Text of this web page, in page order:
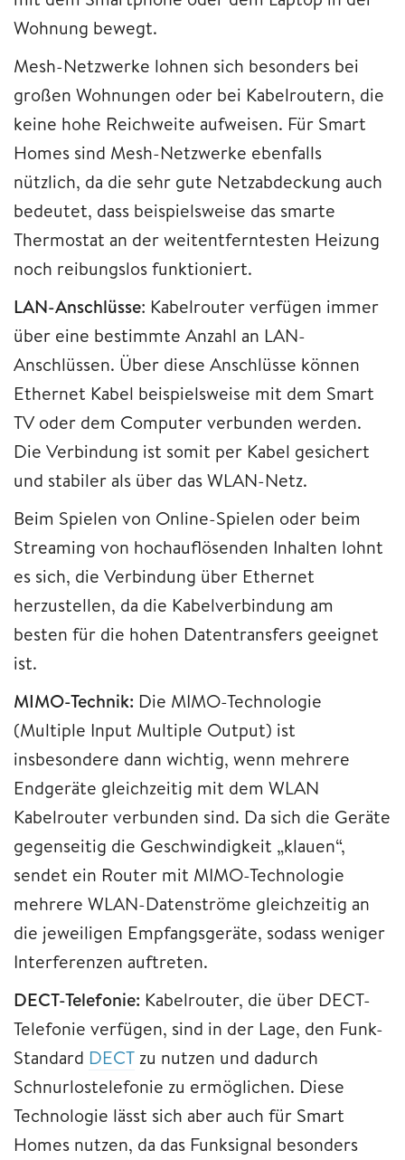
Wohnung bewegt.
Mesh-Netzwerke lohnen sich besonders bei
großen Wohnungen oder bei Kabelroutern, die
keine hohe Reichweite aufweisen. Für Smart
Homes sind Mesh-Netzwerke ebenfalls
nützlich, da die sehr gute Netzabdeckung auch
bedeutet, dass beispielsweise das smarte
Thermostat an der weitentferntesten Heizung
noch reibungslos funktioniert.
LAN-Anschlüsse: Kabelrouter verfügen immer
über eine bestimmte Anzahl an LAN-
Anschlüssen. Über diese Anschlüsse können
Ethernet Kabel beispielsweise mit dem Smart
TV oder dem Computer verbunden werden.
Die Verbindung ist somit per Kabel gesichert
und stabiler als über das WLAN-Netz.
Beim Spielen von Online-Spielen oder beim
Streaming von hochauflösenden Inhalten lohnt
es sich, die Verbindung über Ethernet
herzustellen, da die Kabelverbindung am
besten für die hohen Datentransfers geeignet
ist.
MIMO-Technik: Die MIMO-Technologie
(Multiple Input Multiple Output) ist
insbesondere dann wichtig, wenn mehrere
Endgeräte gleichzeitig mit dem WLAN
Kabelrouter verbunden sind. Da sich die Geräte
gegenseitig die Geschwindigkeit „klauen“,
sendet ein Router mit MIMO-Technologie
mehrere WLAN-Datenströme gleichzeitig an
die jeweiligen Empfangsgeräte, sodass weniger
Interferenzen auftreten.
DECT-Telefonie: Kabelrouter, die über DECT-
Telefonie verfügen, sind in der Lage, den Funk-
Standard DECTzu nutzen und dadurch
Schnurlostelefonie zu ermöglichen. Diese
Technologie lässt sich aber auch für Smart
Homes nutzen, da das Funksignal besonders